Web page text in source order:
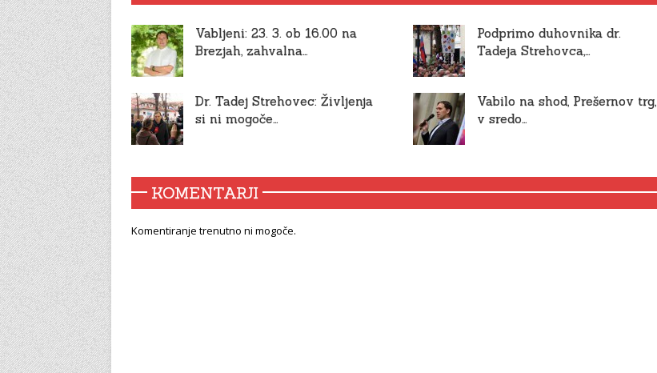
Vabljeni: 23. 3. ob 16.00 na
Brezjah, zahvalna…
Podprimo duhovnika dr.
Tadeja Strehovca,…
Dr. Tadej Strehovec: Življenja
si ni mogoče…
Vabilo na shod, Prešernov trg,
v sredo…
KOMENTARJI
Komentiranje trenutno ni mogoče.